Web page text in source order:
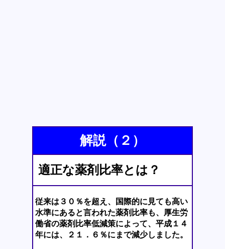
解説（２）
適正な薬剤比率とは？
従来は３０％を超え、国際的に見ても高い
水準にあると言われた薬剤比率も、厚生労
働省の薬剤比率低減策によって、平成１４
年には、２１．６％にまで減少しました。